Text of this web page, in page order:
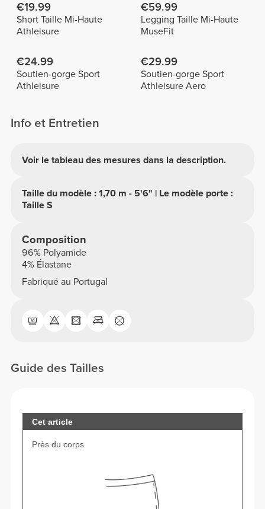
€19.99
Short Taille Mi-Haute
Athleisure
€59.99
Legging Taille Mi-Haute
MuseFit
€24.99
Soutien-gorge Sport
Athleisure
€29.99
Soutien-gorge Sport
Athleisure Aero
Info et Entretien
Voir le tableau des mesures dans la description.
Taille du modèle : 1,70 m - 5'6" | Le modèle porte :
Taille S
Composition
96% Polyamide
4% Élastane
Fabriqué au Portugal
Guide des Tailles
Cet article
Près du corps